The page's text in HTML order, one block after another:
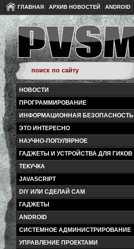
ГЛАВНАЯ АРХИВ НОВОСТЕЙ ANDROID
НОВОСТИ
ПРОГРАММИРОВАНИЕ
ИНФОРМАЦИОННАЯ БЕЗОПАСНОСТЬ
ЭТО ИНТЕРЕСНО
НАУЧНО-ПОПУЛЯРНОЕ
ГАДЖЕТЫ И УСТРОЙСТВА ДЛЯ ГИКОВ
ТЕКУЧКА
JAVASCRIPT
DIY ИЛИ СДЕЛАЙ САМ
ГАДЖЕТЫ
ANDROID
СИСТЕМНОЕ АДМИНИСТРИРОВАНИЕ
УПРАВЛЕНИЕ ПРОЕКТАМИ